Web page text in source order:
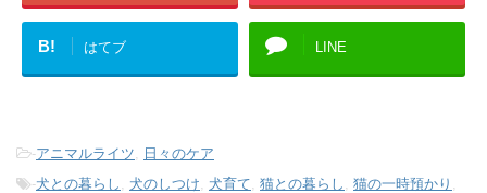
B! はてブ LINE
-アニマルライツ
日々のケア
-犬との暮らし 犬のしつけ 犬育て 猫との暮らし 猫の一時預かり